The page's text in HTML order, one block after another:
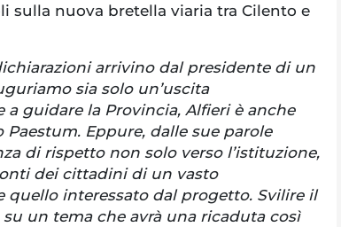
sulla nuova bretella viaria tra Cilento e
arrivino dal presidente di un
sia solo un’uscita
a guidare la Provincia, Alfieri è anche
Paestum. Eppure, dalle sue parole
di rispetto non solo verso l’istituzione,
dei cittadini di un vasto
quello interessato dal progetto. Svilire il
un tema che avrà una ricaduta così